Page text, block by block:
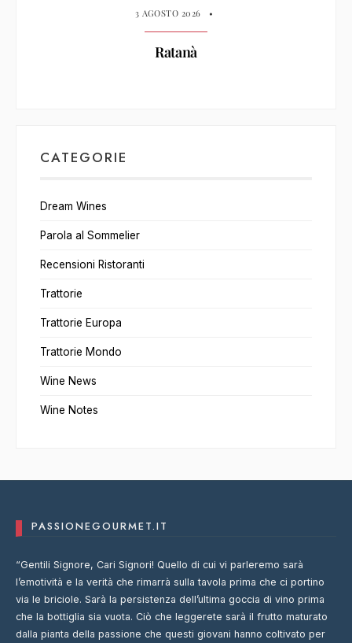
3 AGOSTO 2026 •
Ratanà
CATEGORIE
Dream Wines
Parola al Sommelier
Recensioni Ristoranti
Trattorie
Trattorie Europa
Trattorie Mondo
Wine News
Wine Notes
PASSIONEGOURMET.IT
“Gentili Signore, Cari Signori! Quello di cui vi parleremo sarà
l’emotività e la verità che rimarrà sulla tavola prima che ci portino
via le briciole. Sarà la persistenza dell’ultima goccia di vino prima
che la bottiglia sia vuota. Ciò che leggerete sarà il frutto maturato
dalla pianta della passione che questi giovani hanno coltivato per